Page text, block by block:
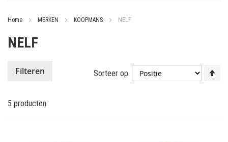
de
Home MERKEN KOOPMANS NELF
NELF
5 producten
Sorteer op
Filteren